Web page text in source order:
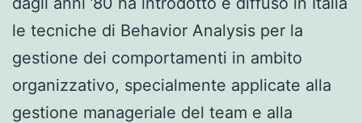
le tecniche di Behavior Analysis per la
gestione dei comportamenti in ambito
organizzativo, specialmente applicate alla
gestione manageriale del team e alla